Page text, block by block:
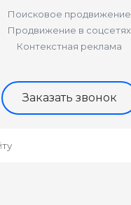
Поисковое продвижение
Продвижение в соцсетях
Контекстная реклама
Заказать звонок